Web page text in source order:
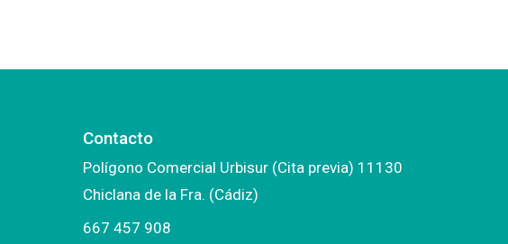
Contacto
Polígono Comercial Urbisur (Cita previa) 11130
Chiclana de la Fra. (Cádiz)
667 457 908